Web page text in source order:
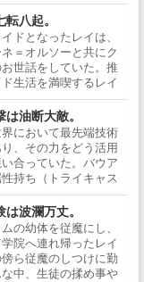
を持つのが一般的な世
特異な「地」と
（デュアルキャスタ
との賭けに勝利し、
だレイは、さらにク
クレア付きのメイド
八起。
ドとなったレイは、
＝オルソーと共にク
世話をしていた。推
生活を満喫するレイ
はヒロインである。
バウアーに興味を持
ことに。何とか好感
も、ますます興味を
んな中でもレイは、
バウアーに思いを寄
油断大敵。
において最先端技術
、その力をどう活用
合っていた。バウア
持ち（トライキャス
国の魔法技術の基礎
リッド先生のもと、
の授業が行われてい
最中、学院生が放っ
れたことがきっかけ
の前に魔物であるウ
波瀾万丈。
の幼体を従魔にし、
院へ連れ帰ったレイ
ら従魔のしつけに勤
中、生徒の揉め事や